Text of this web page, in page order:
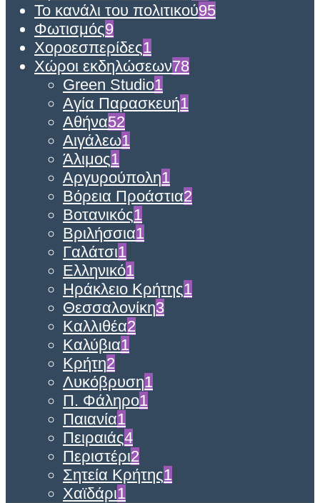
Το κανάλι του πολιτικού95
Φωτισμός9
Χοροεσπερίδες1
Χώροι εκδηλώσεων78
Green Studio1
Αγία Παρασκευή1
Αθήνα52
Αιγάλεω1
Άλιμος1
Αργυρούπολη1
Βόρεια Προάστια2
Βοτανικός1
Βριλήσσια1
Γαλάτσι1
Ελληνικό1
Ηράκλειο Κρήτης1
Θεσσαλονίκη3
Καλλιθέα2
Καλύβια1
Κρήτη2
Λυκόβρυση1
Π. Φάληρο1
Παιανία1
Πειραιάς4
Περιστέρι2
Σητεία Κρήτης1
Χαϊδάρι1